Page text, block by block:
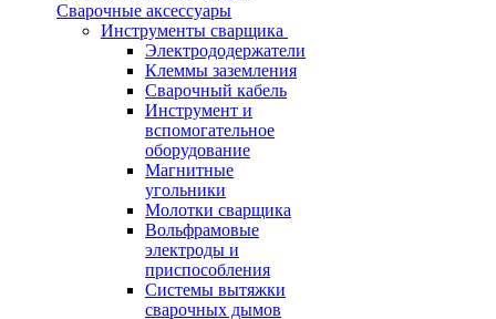
Сварочные аксессуары
Инструменты сварщика
Электрододержатели
Клеммы заземления
Сварочный кабель
Инструмент и
вспомогательное
оборудование
Магнитные
угольники
Молотки сварщика
Вольфрамовые
электроды и
приспособления
Системы вытяжки
сварочных дымов